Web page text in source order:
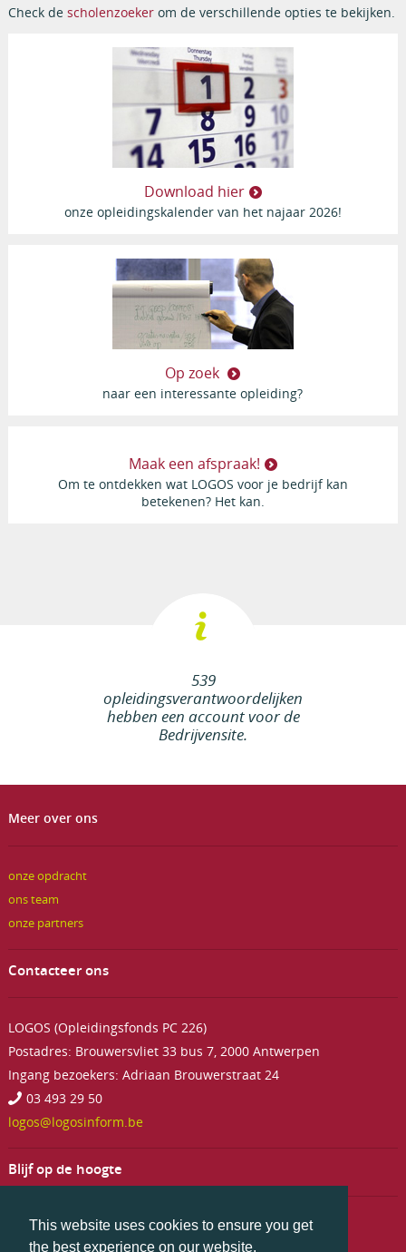
This website uses cookies to ensure you get
the best experience on our website.
Check de scholenzoekerom de verschillende opties te bekijken.
Download hier
onze opleidingskalender van het najaar 2026!
Op zoek
naar een interessante opleiding?
Maak een afspraak!
Om te ontdekken wat LOGOS voor je bedrijf kan
betekenen? Het kan.
539
opleidingsverantwoordelijken
hebben een account voor de
Bedrijvensite.
Meer over ons
onze opdracht
ons team
onze partners
Contacteer ons
LOGOS (Opleidingsfonds PC 226)
Postadres: Brouwersvliet 33 bus 7, 2000 Antwerpen
Ingang bezoekers: Adriaan Brouwerstraat 24
03 493 29 50
logos@logosinform.be
Blijf op de hoogte